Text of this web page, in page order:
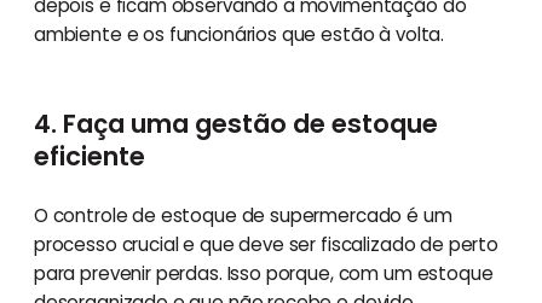
depois e ficam observando a movimentação do
ambiente e os funcionários que estão à volta.
4. Faça uma gestão de estoque
eficiente
O controle de estoque de supermercado é um
processo crucial e que deve ser fiscalizado de perto
para prevenir perdas. Isso porque, com um estoque